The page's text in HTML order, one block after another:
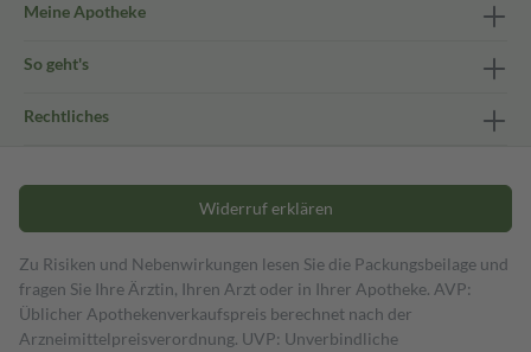
Meine Apotheke
So geht's
Rechtliches
Widerruf erklären
Zu Risiken und Nebenwirkungen lesen Sie die Packungsbeilage und
fragen Sie Ihre Ärztin, Ihren Arzt oder in Ihrer Apotheke. AVP:
Üblicher Apothekenverkaufspreis berechnet nach der
Arzneimittelpreisverordnung. UVP: Unverbindliche